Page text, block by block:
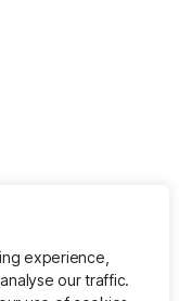
experience,
our traffic.
Nach oben